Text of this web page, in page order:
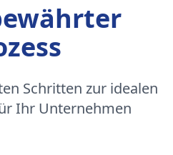
Schritten zur idealen
Ihr Unternehmen